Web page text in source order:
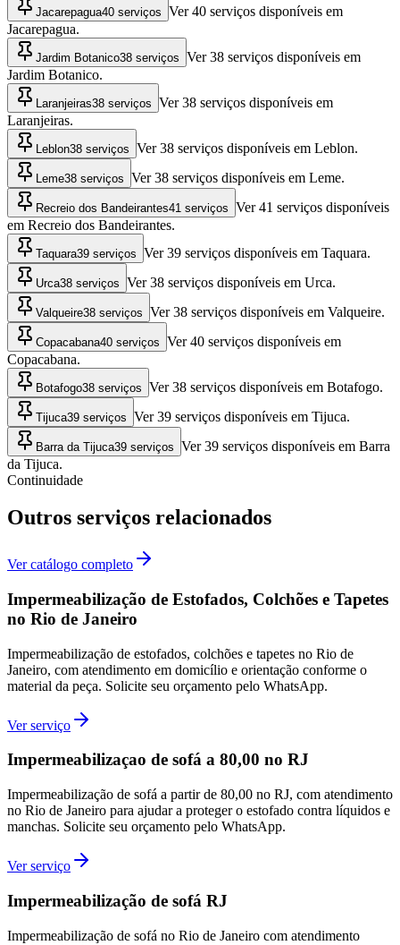
Jacarepagua40 serviços Ver 40 serviços disponíveis em
Jacarepagua.
Jardim Botanico38 serviços Ver 38 serviços disponíveis em
Jardim Botanico.
Laranjeiras38 serviços Ver 38 serviços disponíveis em
Laranjeiras.
Leblon38 serviços Ver 38 serviços disponíveis em Leblon.
Leme38 serviços Ver 38 serviços disponíveis em Leme.
Recreio dos Bandeirantes41 serviços Ver 41 serviços disponíveis
em Recreio dos Bandeirantes.
Taquara39 serviços Ver 39 serviços disponíveis em Taquara.
Urca38 serviços Ver 38 serviços disponíveis em Urca.
Valqueire38 serviços Ver 38 serviços disponíveis em Valqueire.
Copacabana40 serviços Ver 40 serviços disponíveis em
Copacabana.
Botafogo38 serviços Ver 38 serviços disponíveis em Botafogo.
Tijuca39 serviços Ver 39 serviços disponíveis em Tijuca.
Barra da Tijuca39 serviços Ver 39 serviços disponíveis em Barra
da Tijuca.
Continuidade
Outros serviços relacionados
Ver catálogo completo
Impermeabilização de Estofados, Colchões e Tapetes
no Rio de Janeiro
Impermeabilização de estofados, colchões e tapetes no Rio de
Janeiro, com atendimento em domicílio e orientação conforme o
material da peça. Solicite seu orçamento pelo WhatsApp.
Ver serviço
Impermeabilizaçao de sofá a 80,00 no RJ
Impermeabilização de sofá a partir de 80,00 no RJ, com atendimento
no Rio de Janeiro para ajudar a proteger o estofado contra líquidos e
manchas. Solicite seu orçamento pelo WhatsApp.
Ver serviço
Impermeabilização de sofá RJ
Impermeabilização de sofá no Rio de Janeiro com atendimento